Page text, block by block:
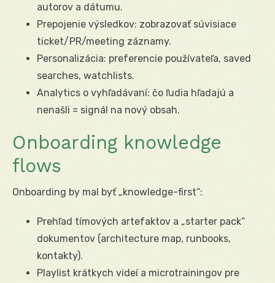
autorov a dátumu.
Prepojenie výsledkov: zobrazovať súvisiace
ticket/PR/meeting záznamy.
Personalizácia: preferencie používateľa, saved
searches, watchlists.
Analytics o vyhľadávaní: čo ľudia hľadajú a
nenašli = signál na nový obsah.
Onboarding knowledge
flows
Onboarding by mal byť „knowledge-first“:
Prehľad tímových artefaktov a „starter pack“
dokumentov (architecture map, runbooks,
kontakty).
Playlist krátkych videí a microtrainingov pre